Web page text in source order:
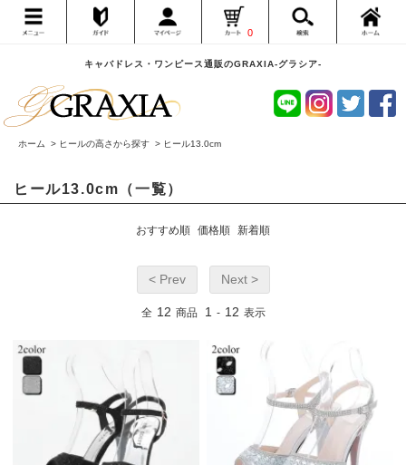
キャバドレス・ワンピース通販のGRAXIA-グラシア-
0
ホーム > ヒールの高さから探す > ヒール13.0cm
ヒール13.0cm（一覧）
おすすめ順 価格順 新着順
< Prev Next >
全 12 商品 1 - 12 表示